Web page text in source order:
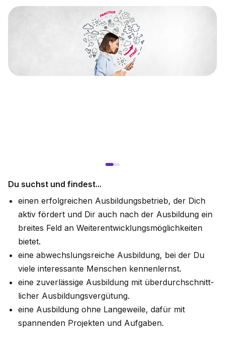
Du suchst und findest...
einen erfolgreichen Ausbildungs­betrieb, der Dich
aktiv fördert und Dir auch nach der Ausbildung ein
breites Feld an Weiter­entwicklungs­möglich­keiten
bietet.
eine abwechslungsreiche Aus­bildung, bei der Du
viele interessante Menschen kennen­lernst.
eine zuverlässige Ausbildung mit über­durch­schnitt­
licher Ausbildungs­vergütung.
eine Ausbildung ohne Lange­weile, dafür mit
spannenden Projekten und Aufgaben.